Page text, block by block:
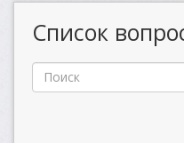
Список